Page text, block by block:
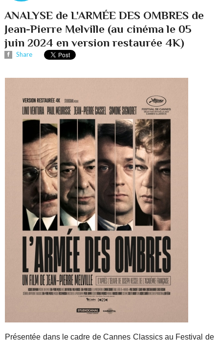
ANALYSE de L'ARMÉE DES OMBRES de
Jean-Pierre Melville (au cinéma le 05
juin 2024 en version restaurée 4K)
Share
Présentée dans le cadre de Cannes Classics au Festival de